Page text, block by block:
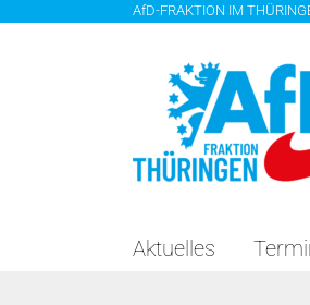
AfD-FRAKTION IM
Aktuelles